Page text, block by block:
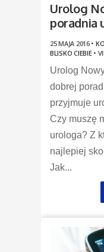
Urolog
poradnia
25 MAJA 2016 •
BLISKO CIEBIE•
Urolog
dobrej
przyjmuje
Czy muszę
urologa? Z
najlepiej
Jak...